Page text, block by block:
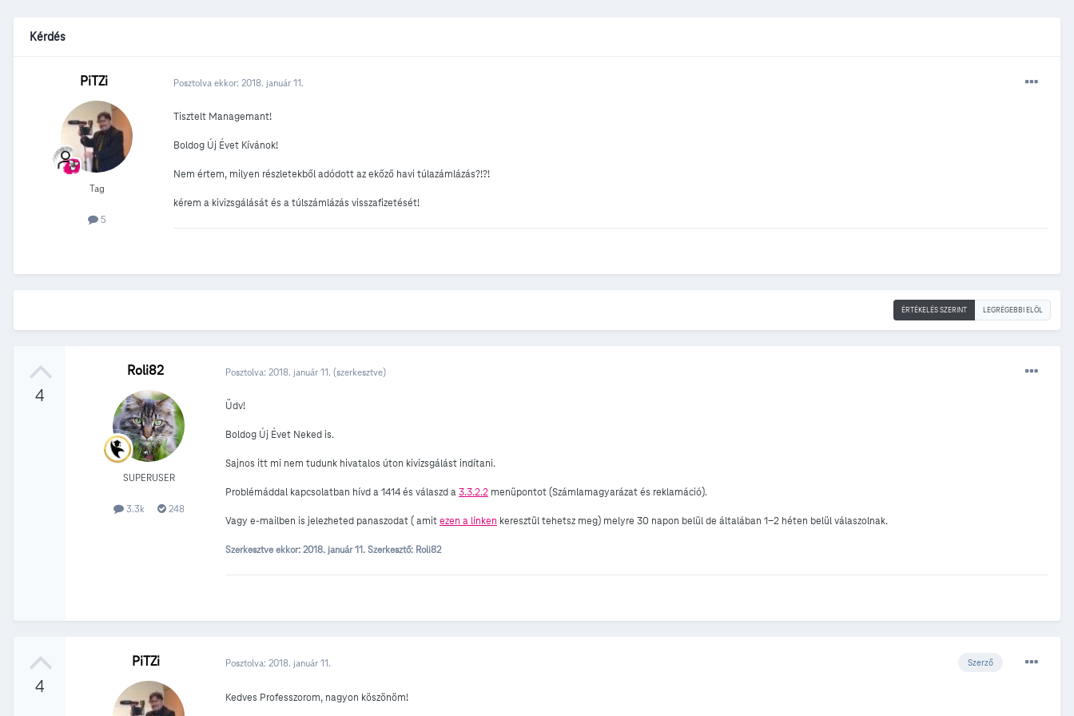
Kérdés
PiTZi
Tag
5
Posztolva ekkor: 2018. január 11.
Tisztelt Managemant!
Boldog Új Évet Kívánok!
Nem értem, milyen részletekből adódott az ekőző havi túlazámlázás?!?!
kérem a kivizsgálását és a túlszámlázás visszafizetését!
ÉRTÉKELÉS SZERINT LEGRÉGEBBI ELÖL
4
Roli82
SUPERUSER
3.3k 248
Posztolva: 2018. január 11. (szerkesztve)
Üdv!
Boldog Új Évet Neked is.
Sajnos itt mi nem tudunk hivatalos úton kivizsgálást indítani.
Problémáddal kapcsolatban hívd a 1414 és válaszd a3.3.2.2 menüpontot (Számlamagyarázat és reklamáció).
Vagy e-mailben is jelezheted panaszodat ( amitezen a linken keresztül tehetsz meg) melyre 30 napon belül de általában 1-2 héten belül válaszolnak.
Szerkesztve ekkor: 2018. január 11. Szerkesztő: Roli82
4
PiTZi Szerző
Posztolva: 2018. január 11.
Kedves Professzorom, nagyon köszönöm!